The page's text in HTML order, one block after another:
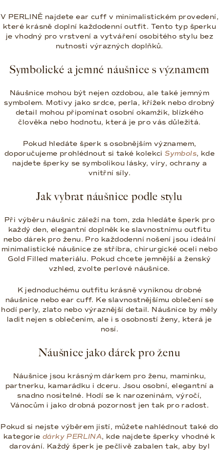
V PERLINĚ najdete ear cuff v minimalistickém provedení,
které krásně doplní každodenní outfit. Tento typ šperku
je vhodný pro vrstvení a vytváření osobitého stylu bez
nutnosti výrazných doplňků.
Symbolické a jemné náušnice s významem
Náušnice mohou být nejen ozdobou, ale také jemným
symbolem. Motivy jako srdce, perla, křížek nebo drobný
detail mohou připomínat osobní okamžik, blízkého
člověka nebo hodnotu, která je pro vás důležitá.
Pokud hledáte šperk s osobnějším významem,
doporučujeme prohlédnout si také kolekciSymbols, kde
najdete šperky se symbolikou lásky, víry, ochrany a
vnitřní síly.
Jak vybrat náušnice podle stylu
Při výběru náušnic záleží na tom, zda hledáte šperk pro
každý den, elegantní doplněk ke slavnostnímu outfitu
nebo dárek pro ženu. Pro každodenní nošení jsou ideální
minimalistické náušnice ze stříbra, chirurgické oceli nebo
Gold Filled materiálu. Pokud chcete jemnější a ženský
vzhled, zvolte perlové náušnice.
K jednoduchému outfitu krásně vyniknou drobné
náušnice nebo ear cuff. Ke slavnostnějšímu oblečení se
hodí perly, zlato nebo výraznější detail. Náušnice by měly
ladit nejen s oblečením, ale i s osobností ženy, která je
nosí.
Náušnice jako dárek pro ženu
Náušnice jsou krásným dárkem pro ženu, maminku,
partnerku, kamarádku i dceru. Jsou osobní, elegantní a
snadno nositelné. Hodí se k narozeninám, výročí,
Vánocům i jako drobná pozornost jen tak pro radost.
Pokud si nejste výběrem jistí, můžete nahlédnout také do
kategoriedárky PERLINA, kde najdete šperky vhodné k
darování. Každý šperk je pečlivě zabalen tak, aby byl